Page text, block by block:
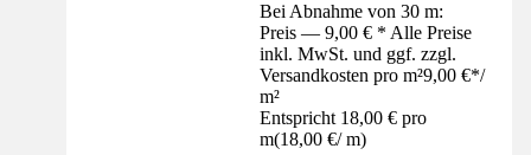
Bei Abnahme von 30 m:
Preis — 9,00 € * Alle Preise
inkl. MwSt. und ggf. zzgl.
Versandkosten pro m²9,00 €*/
m²
Entspricht 18,00 € pro
m(18,00 €/ m)